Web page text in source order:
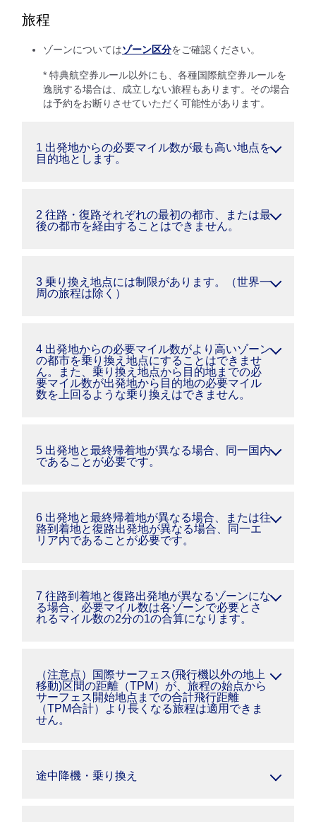
旅程
ゾーンについてはゾーン区分をご確認ください。
* 特典航空券ルール以外にも、各種国際航空券ルールを
逸脱する場合は、成立しない旅程もあります。その場合
は予約をお断りさせていただく可能性があります。
1 出発地からの必要マイル数が最も高い地点を
目的地とします。
2 往路・復路それぞれの最初の都市、または最
後の都市を経由することはできません。
3 乗り換え地点には制限があります。（世界一
周の旅程は除く）
4 出発地からの必要マイル数がより高いゾーン
の都市を乗り換え地点にすることはできませ
ん。また、乗り換え地点から目的地までの必
要マイル数が出発地から目的地の必要マイル
数を上回るような乗り換えはできません。
5 出発地と最終帰着地が異なる場合、同一国内
であることが必要です。
6 出発地と最終帰着地が異なる場合、または往
路到着地と復路出発地が異なる場合、同一エ
リア内であることが必要です。
7 往路到着地と復路出発地が異なるゾーンにな
る場合、必要マイル数は各ゾーンで必要とさ
れるマイル数の2分の1の合算になります。
（注意点）国際サーフェス(飛行機以外の地上
移動)区間の距離（TPM）が、旅程の始点から
サーフェス開始地点までの合計飛行距離
（TPM合計）より長くなる旅程は適用できま
せん。
途中降機・乗り換え